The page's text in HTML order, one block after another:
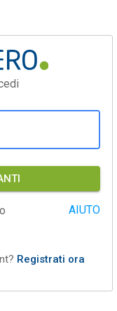
AIUTO
Registrati ora